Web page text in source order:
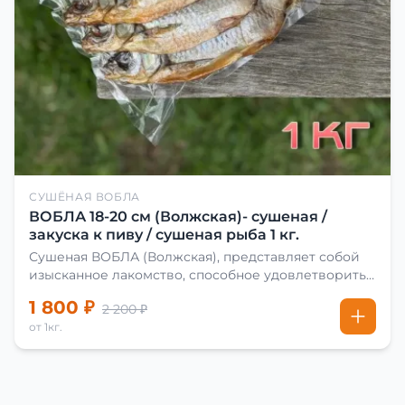
СУШЁНАЯ ВОБЛА
ВОБЛА 18-20 см (Волжская)- сушеная /
закуска к пиву / сушеная рыба 1 кг.
Сушеная ВОБЛА (Волжская), представляет собой
изысканное лакомство, способное удовлетворить
сделать вяленую воблу, её сначала хорошо солят.
Для этого используют старые рецепты и
современные способы. Благодаря этому рыба
1 800 ₽ 2 200 ₽
от 1кг.